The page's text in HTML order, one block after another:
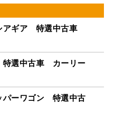
アギア 特選中古車
選中古車 カーリー
ーワゴン 特選中古